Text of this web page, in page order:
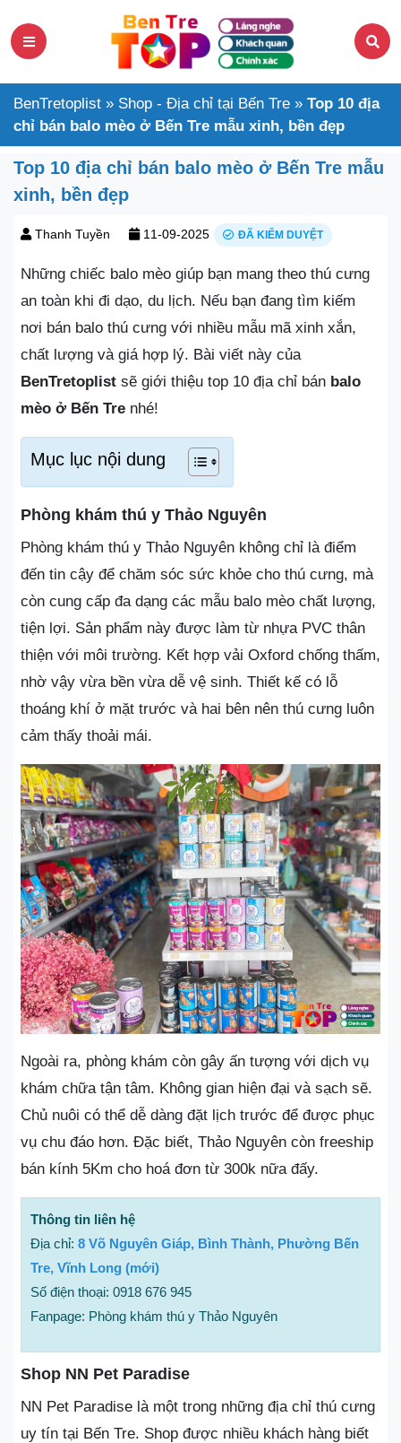
BenTretoplist » Shop - Địa chỉ tại Bến Tre » Top 10 địa
chỉ bán balo mèo ở Bến Tre mẫu xinh, bền đẹp
Top 10 địa chỉ bán balo mèo ở Bến Tre mẫu
xinh, bền đẹp
Thanh Tuyền 11-09-2025 ĐÃ KIỂM DUYỆT
Những chiếc balo mèo giúp bạn mang theo thú cưng
an toàn khi đi dạo, du lịch. Nếu bạn đang tìm kiếm
nơi bán balo thú cưng với nhiều mẫu mã xinh xắn,
chất lượng và giá hợp lý. Bài viết này của
BenTretoplist sẽ giới thiệu top 10 địa chỉ bán balo
mèo ở Bến Tre nhé!
Mục lục nội dung
Phòng khám thú y Thảo Nguyên
Phòng khám thú y Thảo Nguyên không chỉ là điểm
đến tin cậy để chăm sóc sức khỏe cho thú cưng, mà
còn cung cấp đa dạng các mẫu balo mèo chất lượng,
tiện lợi. Sản phẩm này được làm từ nhựa PVC thân
thiện với môi trường. Kết hợp vải Oxford chống thấm,
nhờ vậy vừa bền vừa dễ vệ sinh. Thiết kế có lỗ
thoáng khí ở mặt trước và hai bên nên thú cưng luôn
cảm thấy thoải mái.
Ngoài ra, phòng khám còn gây ấn tượng với dịch vụ
khám chữa tận tâm. Không gian hiện đại và sạch sẽ.
Chủ nuôi có thể dễ dàng đặt lịch trước để được phục
vụ chu đáo hơn. Đặc biết, Thảo Nguyên còn freeship
bán kính 5Km cho hoá đơn từ 300k nữa đấy.
Thông tin liên hệ
Địa chỉ: 8 Võ Nguyên Giáp, Bình Thành, Phường Bến
Tre, Vĩnh Long (mới)
Số điện thoại: 0918 676 945
Fanpage: Phòng khám thú y Thảo Nguyên
Shop NN Pet Paradise
NN Pet Paradise là một trong những địa chỉ thú cưng
uy tín tại Bến Tre. Shop được nhiều khách hàng biết